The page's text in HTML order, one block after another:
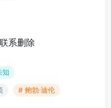
系删除
知
# 鲍勃·迪伦